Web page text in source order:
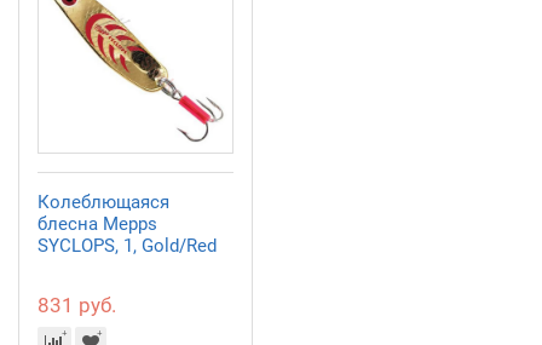
Колеблющаяся
блесна Mepps
SYCLOPS, 1, Gold/Red
831 руб.